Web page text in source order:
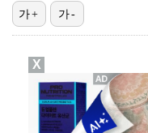
가+ 가-
X